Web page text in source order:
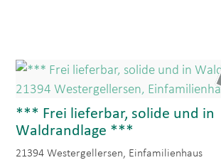
*** Frei lieferbar, solide und in
Waldrandlage ***
21394 Westergellersen, Einfamilienhaus